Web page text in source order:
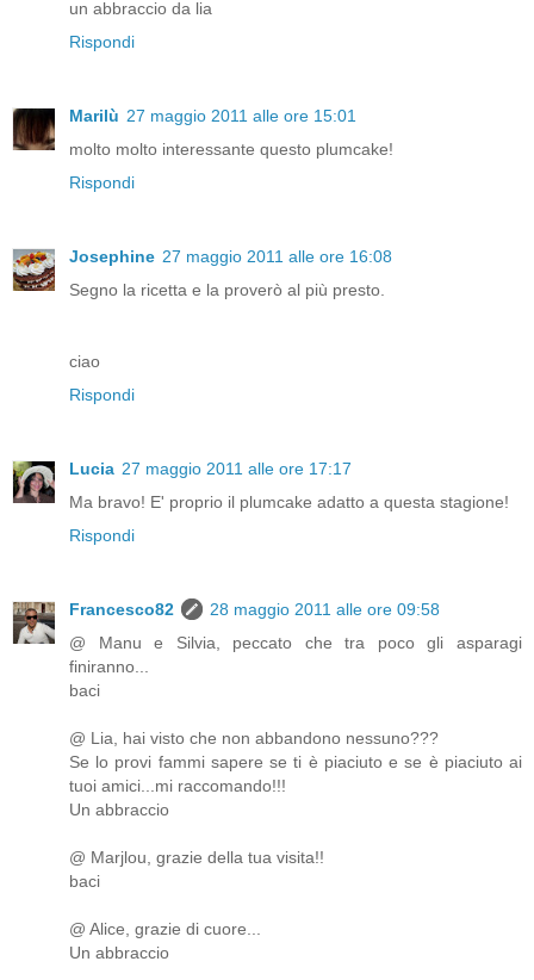
un abbraccio da lia
Rispondi
Marilù 27 maggio 2011 alle ore 15:01
molto molto interessante questo plumcake!
Rispondi
Josephine 27 maggio 2011 alle ore 16:08
Segno la ricetta e la proverò al più presto.
ciao
Rispondi
Lucia 27 maggio 2011 alle ore 17:17
Ma bravo! E' proprio il plumcake adatto a questa stagione!
Rispondi
Francesco82
28 maggio 2011 alle ore 09:58
@ Manu e Silvia, peccato che tra poco gli asparagi
finiranno...
baci
@ Lia, hai visto che non abbandono nessuno???
Se lo provi fammi sapere se ti è piaciuto e se è piaciuto ai
tuoi amici...mi raccomando!!!
Un abbraccio
@ Marjlou, grazie della tua visita!!
baci
@ Alice, grazie di cuore...
Un abbraccio